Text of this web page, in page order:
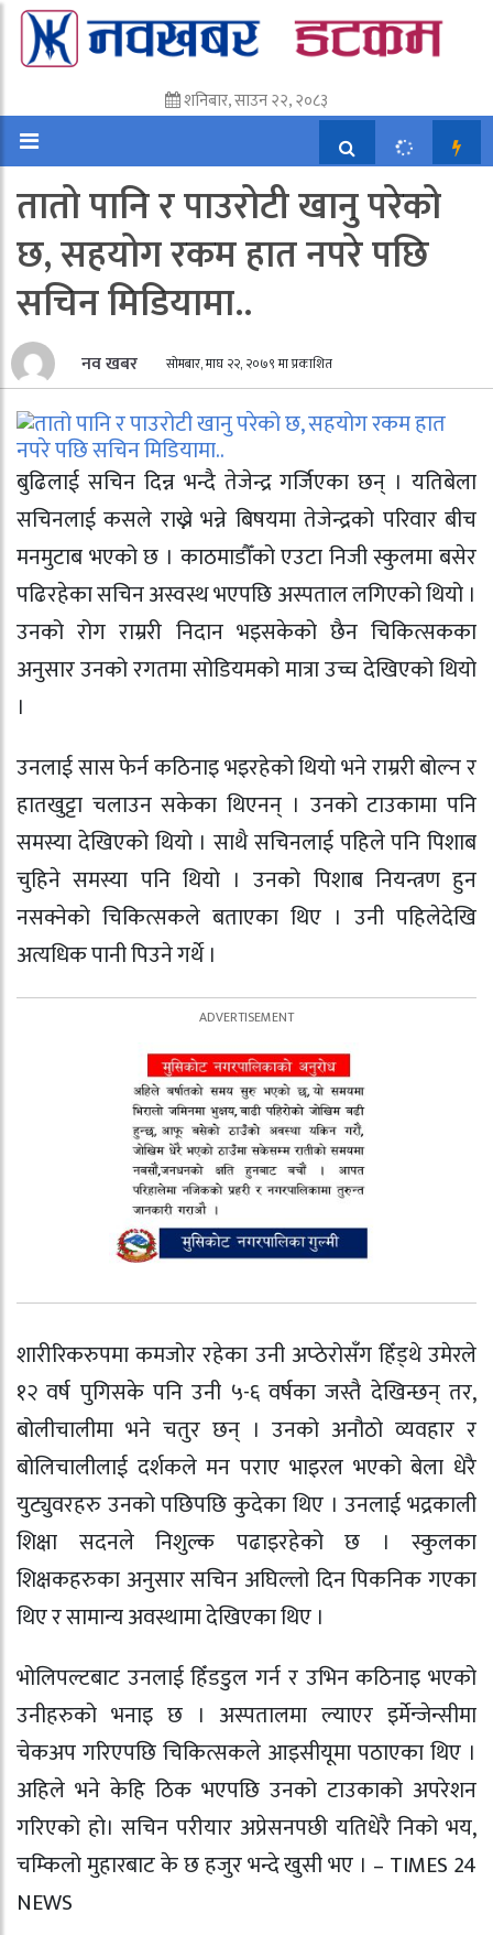
शनिबार, साउन २२, २०८३
तातो पानि र पाउरोटी खानु परेको
छ, सहयोग रकम हात नपरे पछि
सचिन मिडियामा..
नव खबर सोमबार, माघ २२, २०७९ मा प्रकाशित
बुढिलाई सचिन दिन्न भन्दै तेजेन्द्र गर्जिएका छन् । यतिबेला
सचिनलाई कसले राख्ने भन्ने बिषयमा तेजेन्द्रको परिवार बीच
मनमुटाब भएको छ । काठमाडौँको एउटा निजी स्कुलमा बसेर
पढिरहेका सचिन अस्वस्थ भएपछि अस्पताल लगिएको थियो ।
उनको रोग राम्ररी निदान भइसकेको छैन चिकित्सकका
अनुसार उनको रगतमा सोडियमको मात्रा उच्च देखिएको थियो
।
उनलाई सास फेर्न कठिनाइ भइरहेको थियो भने राम्ररी बोल्न र
हातखुट्टा चलाउन सकेका थिएनन् । उनको टाउकामा पनि
समस्या देखिएको थियो । साथै सचिनलाई पहिले पनि पिशाब
चुहिने समस्या पनि थियो । उनको पिशाब नियन्त्रण हुन
नसक्नेको चिकित्सकले बताएका थिए । उनी पहिलेदेखि
अत्यधिक पानी पिउने गर्थे ।
शारीरिकरुपमा कमजोर रहेका उनी अप्ठेरोसँग हिँड्थे उमेरले
१२ वर्ष पुगिसके पनि उनी ५-६ वर्षका जस्तै देखिन्छन् तर,
बोलीचालीमा भने चतुर छन् । उनको अनौठो व्यवहार र
बोलिचालीलाई दर्शकले मन पराए भाइरल भएको बेला धेरै
युट्युवरहरु उनको पछिपछि कुदेका थिए । उनलाई भद्रकाली
शिक्षा सदनले निशुल्क पढाइरहेको छ । स्कुलका
शिक्षकहरुका अनुसार सचिन अघिल्लो दिन पिकनिक गएका
थिए र सामान्य अवस्थामा देखिएका थिए ।
भोलिपल्टबाट उनलाई हिँडडुल गर्न र उभिन कठिनाइ भएको
उनीहरुको भनाइ छ । अस्पतालमा ल्याएर इर्मेन्जेन्सीमा
चेकअप गरिएपछि चिकित्सकले आइसीयूमा पठाएका थिए ।
अहिले भने केहि ठिक भएपछि उनको टाउकाको अपरेशन
गरिएको हो। सचिन परीयार अप्रेसनपछी यतिधेरै निको भय,
चम्किलो मुहारबाट के छ हजुर भन्दे खुसी भए । – TIMES 24
NEWS